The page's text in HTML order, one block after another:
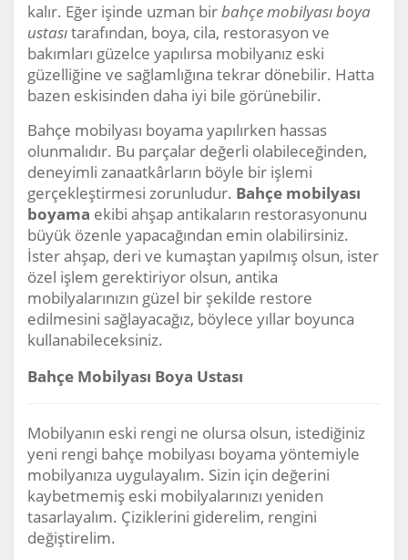
kalır. Eğer işinde uzman birbahçe mobilyası boya
ustasıtarafından, boya, cila, restorasyon ve
bakımları güzelce yapılırsa mobilyanız eski
güzelliğine ve sağlamlığına tekrar dönebilir. Hatta
bazen eskisinden daha iyi bile görünebilir.
Bahçe mobilyası boyama yapılırken hassas
olunmalıdır. Bu parçalar değerli olabileceğinden,
deneyimli zanaatkârların böyle bir işlemi
gerçekleştirmesi zorunludur. Bahçe mobilyası
boyama ekibi ahşap antikaların restorasyonunu
büyük özenle yapacağından emin olabilirsiniz.
İster ahşap, deri ve kumaştan yapılmış olsun, ister
özel işlem gerektiriyor olsun, antika
mobilyalarınızın güzel bir şekilde restore
edilmesini sağlayacağız, böylece yıllar boyunca
kullanabileceksiniz.
Bahçe Mobilyası Boya Ustası
Mobilyanın eski rengi ne olursa olsun, istediğiniz
yeni rengi bahçe mobilyası boyama yöntemiyle
mobilyanıza uygulayalım. Sizin için değerini
kaybetmemiş eski mobilyalarınızı yeniden
tasarlayalım. Çiziklerini giderelim, rengini
değiştirelim.